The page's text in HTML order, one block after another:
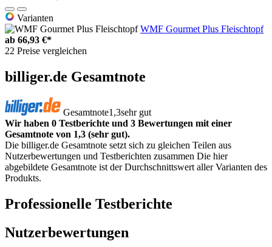
Varianten
WMF Gourmet Plus Fleischtopf
ab 66,93 €*
22 Preise vergleichen
billiger.de Gesamtnote
Gesamtnote1,3sehr gut
Wir haben 0 Testberichte und 3 Bewertungen mit einer
Gesamtnote von 1,3 (sehr gut).
Die billiger.de Gesamtnote setzt sich zu gleichen Teilen aus
Nutzerbewertungen und Testberichten zusammen Die hier
abgebildete Gesamtnote ist der Durchschnittswert aller Varianten des
Produkts.
Professionelle Testberichte
Nutzerbewertungen